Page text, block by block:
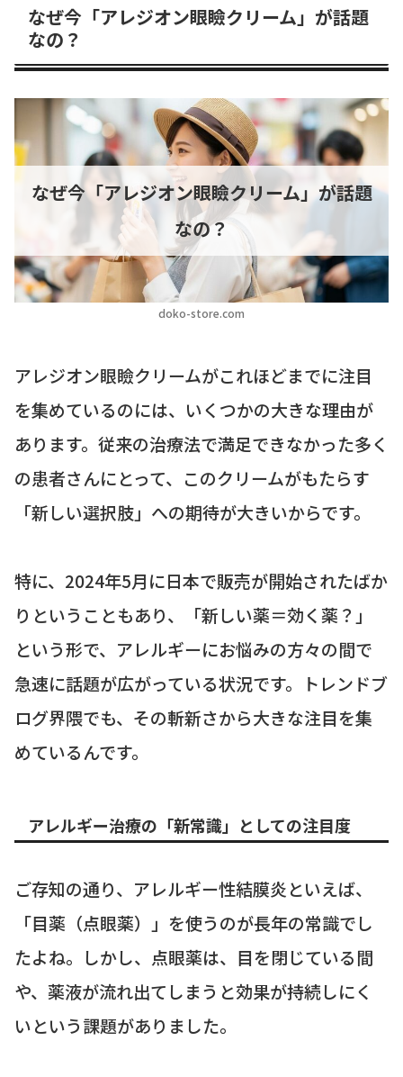
なぜ今「アレジオン眼瞼クリーム」が話題
なの？
doko-store.com
なぜ今「アレジオン眼瞼クリーム」が話題
なの？
アレジオン眼瞼クリームがこれほどまでに注目
を集めているのには、いくつかの大きな理由が
あります。従来の治療法で満足できなかった多く
の患者さんにとって、このクリームがもたらす
「新しい選択肢」への期待が大きいからです。
特に、2024年5月に日本で販売が開始されたばか
りということもあり、「新しい薬＝効く薬？」
という形で、アレルギーにお悩みの方々の間で
急速に話題が広がっている状況です。トレンドブ
ログ界隈でも、その斬新さから大きな注目を集
めているんです。
アレルギー治療の「新常識」としての注目度
ご存知の通り、アレルギー性結膜炎といえば、
「目薬（点眼薬）」を使うのが長年の常識でし
たよね。しかし、点眼薬は、目を閉じている間
や、薬液が流れ出てしまうと効果が持続しにく
いという課題がありました。